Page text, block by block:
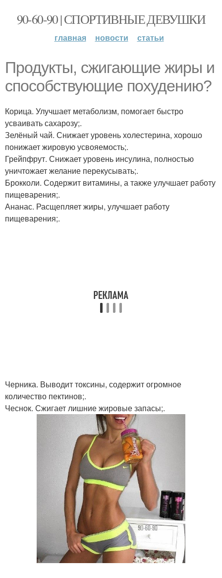
90-60-90 | СПОРТИВНЫЕ ДЕВУШКИ
главная новости статьи
Продукты, сжигающие жиры и
способствующие похудению?
Корица. Улучшает метаболизм, помогает быстро
усваивать сахарозу;.
Зелёный чай. Снижает уровень холестерина, хорошо
понижает жировую усвояемость;.
Грейпфрут. Снижает уровень инсулина, полностью
уничтожает желание перекусывать;.
Брокколи. Содержит витамины, а также улучшает работу
пищеварения;.
Ананас. Расщепляет жиры, улучшает работу
пищеварения;.
Черника. Выводит токсины, содержит огромное
количество пектинов;.
Чеснок. Сжигает лишние жировые запасы;.